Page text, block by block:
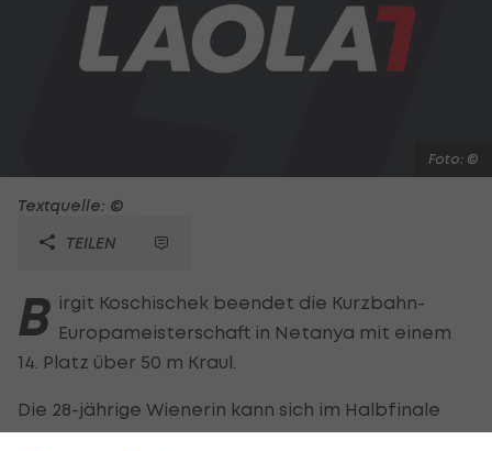
Foto: ©
Textquelle: ©
TEILEN
B irgit Koschischek beendet die Kurzbahn-
Europameisterschaft in Netanya mit einem
14. Platz über 50 m Kraul.
Die 28-jährige Wienerin kann sich im Halbfinale
nicht steigern und schwimmt am